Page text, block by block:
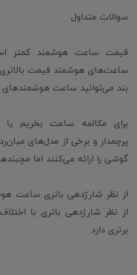
سوالات متداول
قیمت ساعت هوشمند کمتر
ساعت‌های هوشمند قیمت بالاتری
بند می‌توانید ساعت هوشمندهای
برای مکالمه ساعت بخریم
پرچمدار و برخی از مدل‌های
گوشی را ارائه می‌کنند اما
از نظر شارژدهی باتری ساعت
از نظر شارژدهی باتری با
برتری دارد.